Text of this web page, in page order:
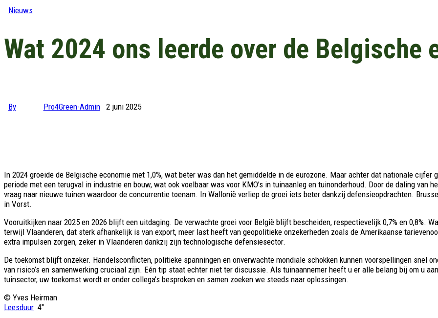
Nieuws
Wat 2024 ons leerde over de Belgische
By Pro4Green-Admin 2 juni 2025
In 2024 groeide de Belgische economie met 1,0%, wat beter was dan het gemiddelde in de eurozone. Maar achter dat nationale
periode met een terugval in industrie en bouw, wat ook voelbaar was voor KMO’s in tuinaanleg en tuinonderhoud. Door de daling van
vraag naar nieuwe tuinen waardoor de concurrentie toenam. In Wallonië verliep de groei iets beter dankzij defensieopdrachten.
in Vorst.
Vooruitkijken naar 2025 en 2026 blijft een uitdaging. De verwachte groei voor België blijft bescheiden, respectievelijk 0,7% en 0,8%.
terwijl Vlaanderen, dat sterk afhankelijk is van export, meer last heeft van geopolitieke onzekerheden zoals de Amerikaanse
extra impulsen zorgen, zeker in Vlaanderen dankzij zijn technologische defensiesector.
De toekomst blijft onzeker. Handelsconflicten, politieke spanningen en onverwachte mondiale schokken kunnen voorspellingen snel
van risico’s en samenwerking cruciaal zijn. Eén tip staat echter niet ter discussie. Als tuinaannemer heeft u er alle belang bij om u
tuinsector, uw toekomst wordt er onder collega’s besproken en samen zoeken we steeds naar oplossingen.
© Yves Heirman
Leesduur 4″